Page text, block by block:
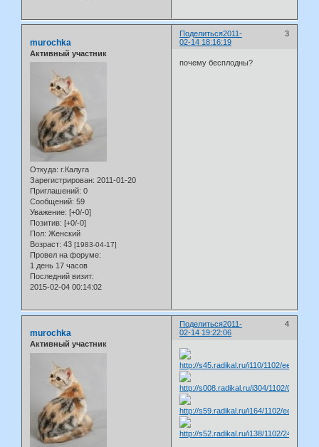
Поделиться 3
2011-
02-14 18:16:19
murochka
Активный участник
Откуда: г.Калуга
Зарегистрирован: 2011-01-20
Приглашений: 0
Сообщений: 59
Уважение: [+0/-0]
Позитив: [+0/-0]
Пол: Женский
Возраст: 43 [1983-04-17]
Провел на форуме:
1 день 17 часов
Последний визит:
2015-02-04 00:14:02
почему бесплодны?
Поделиться 4
2011-
02-14 19:22:06
murochka
Активный участник